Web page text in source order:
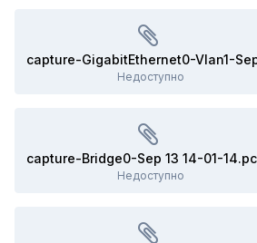
Недоступно
Недоступно